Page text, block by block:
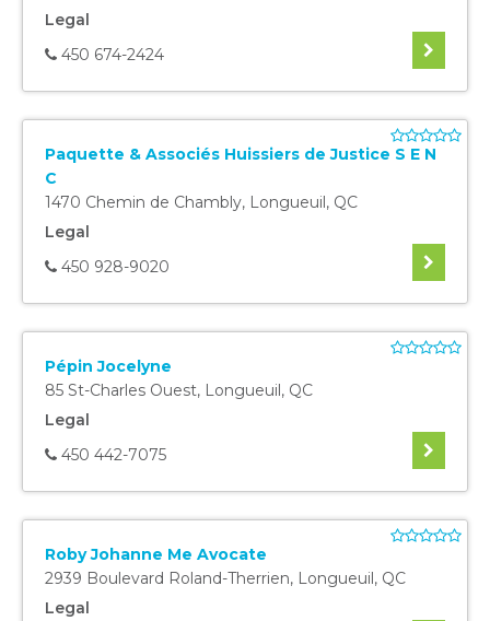
Legal
450 674-2424
Paquette & Associés Huissiers de Justice S E N
C
1470 Chemin de Chambly, Longueuil, QC
Legal
450 928-9020
Pépin Jocelyne
85 St-Charles Ouest, Longueuil, QC
Legal
450 442-7075
Roby Johanne Me Avocate
2939 Boulevard Roland-Therrien, Longueuil, QC
Legal